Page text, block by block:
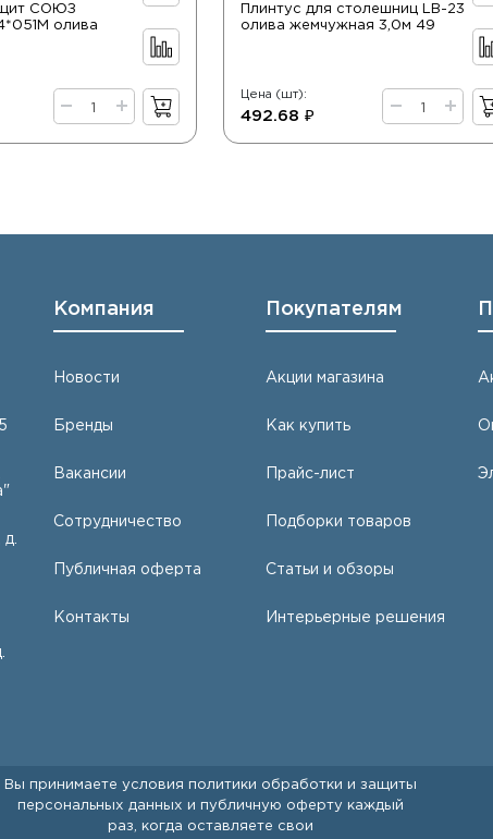
СОЮЗ
олива
Плинтус для столешниц LB-23
олива жемчужная 3,0м 49
Цена (шт):
492.68 ₽
Компания
Новости
Бренды
Вакансии
Сотрудничество
Публичная оферта
Контакты
Покупателям
Акции магазина
Как купить
Прайс-лист
Подборки товаров
Статьи и обзоры
Интерьерные решения
Вы принимаете условия политики обработки и защиты
персональных данных и публичную оферту каждый
раз, когда оставляете свои